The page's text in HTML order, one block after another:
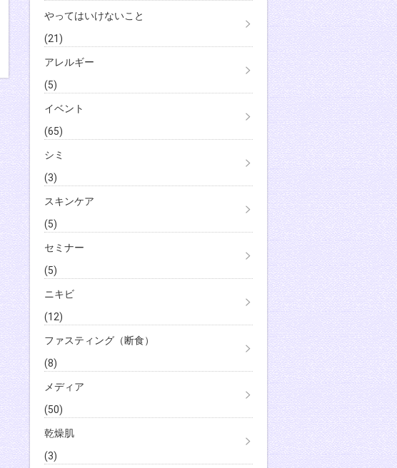
やってはいけないこと
(21)
アレルギー
(5)
イベント
(65)
シミ
(3)
スキンケア
(5)
セミナー
(5)
ニキビ
(12)
ファスティング（断食）
(8)
メディア
(50)
乾燥肌
(3)